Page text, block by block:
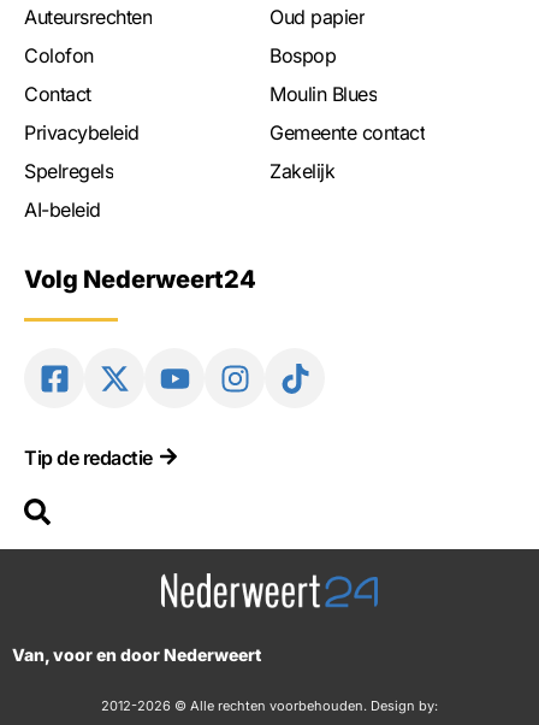
Auteursrechten
Colofon
Contact
Privacybeleid
Spelregels
AI-beleid
Oud papier
Bospop
Moulin Blues
Gemeente contact
Zakelijk
Volg Nederweert24
Tip de redactie
Van, voor en door Nederweert
2012-2026 © Alle rechten voorbehouden. Design by: